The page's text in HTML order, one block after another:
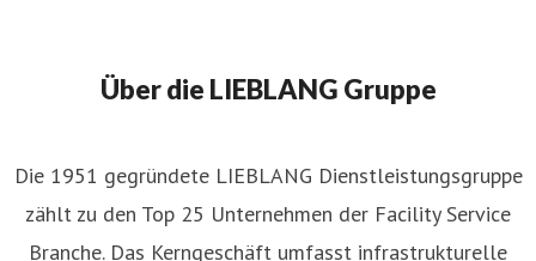
Über die LIEBLANG Gruppe
Die 1951 gegründete LIEBLANG Dienstleistungsgruppe
zählt zu den Top 25 Unternehmen der Facility Service
Branche. Das Kerngeschäft umfasst infrastrukturelle